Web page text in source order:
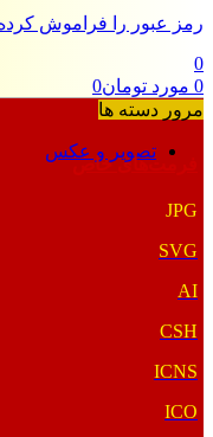
رمز عبور را فراموش کرده
0
0 مورد تومان0
مرور دسته ها
تصویر و عکس
فرمت‌های خاص
JPG
SVG
AI
CSH
ICNS
ICO